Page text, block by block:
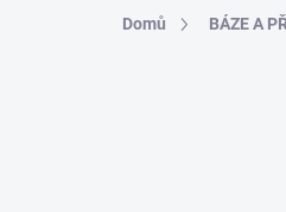
Domů BÁZE A